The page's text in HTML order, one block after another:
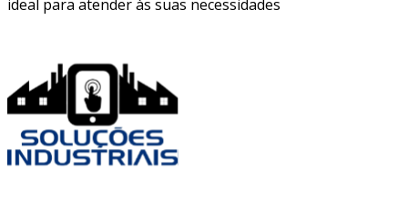
ideal para atender às suas necessidades